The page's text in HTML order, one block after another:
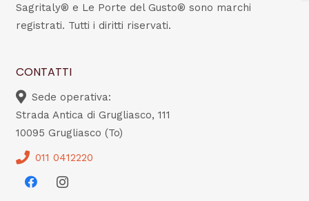
Sagritaly® e Le Porte del Gusto® sono marchi
registrati. Tutti i diritti riservati.
CONTATTI
Sede operativa:
Strada Antica di Grugliasco, 111
10095 Grugliasco (To)
011 0412220